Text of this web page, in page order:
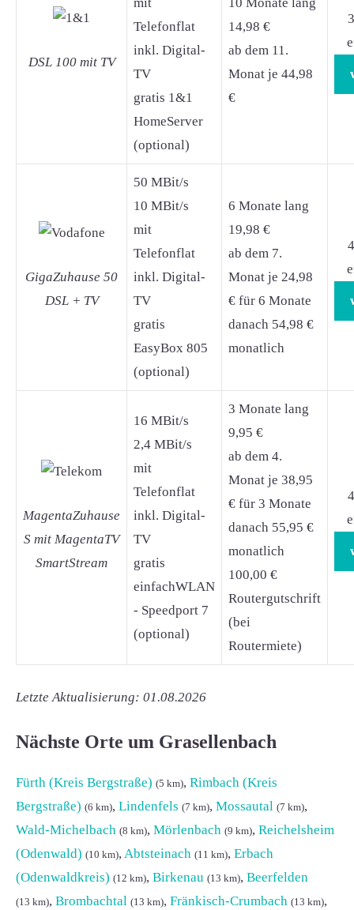
DSL 100 mit TV
Telefonflat
inkl. Digital-
TV
gratis 1&1
HomeServer
(optional)
14,98 €
ab dem 11.
Monat je 44,98
€
GigaZuhause 50
DSL + TV
50 MBit/s
10 MBit/s
mit
Telefonflat
inkl. Digital-
TV
gratis
EasyBox 805
(optional)
6 Monate lang
19,98 €
ab dem 7.
Monat je 24,98
€ für 6 Monate
danach 54,98 €
monatlich
MagentaZuhause
S mit MagentaTV
SmartStream
16 MBit/s
2,4 MBit/s
mit
Telefonflat
inkl. Digital-
TV
gratis
einfachWLAN
- Speedport 7
(optional)
3 Monate lang
9,95 €
ab dem 4.
Monat je 38,95
€ für 3 Monate
danach 55,95 €
monatlich
100,00 €
Routergutschrift
(bei
Routermiete)
Letzte Aktualisierung: 01.08.2026
Nächste Orte um Grasellenbach
Fürth (Kreis Bergstraße) (5 km), Rimbach (Kreis
Bergstraße) (6 km), Lindenfels (7 km), Mossautal (7 km),
Wald-Michelbach (8 km), Mörlenbach (9 km), Reichelsheim
(Odenwald) (10 km), Abtsteinach (11 km), Erbach
(Odenwaldkreis) (12 km), Birkenau (13 km), Beerfelden
(13 km), Brombachtal (13 km), Fränkisch-Crumbach (13 km),